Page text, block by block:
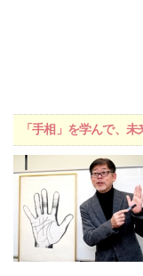
「手相」を学んで、未